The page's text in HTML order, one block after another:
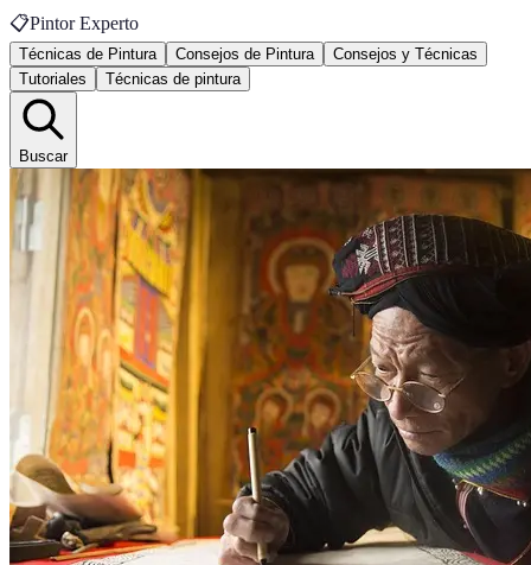
📋Pintor Experto
Técnicas de Pintura Consejos de Pintura
Consejos y Técnicas
Tutoriales
Técnicas de pintura
Buscar